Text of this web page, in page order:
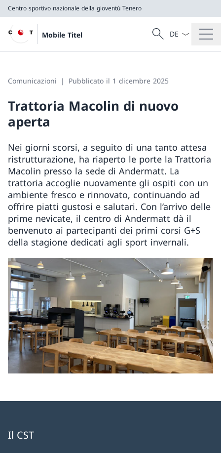
Centro sportivo nazionale della gioventù Tenero
Mobile Titel
Cercare
Ricerca
Dal menu a
Comunicazioni Pubblicato il 1 dicembre 2025
Trattoria Macolin di nuovo
aperta
Nei giorni scorsi, a seguito di una tanto attesa
ristrutturazione, ha riaperto le porte la Trattoria
Macolin presso la sede di Andermatt. La
trattoria accoglie nuovamente gli ospiti con un
ambiente fresco e rinnovato, continuando ad
offrire piatti gustosi e salutari. Con l’arrivo delle
prime nevicate, il centro di Andermatt dà il
benvenuto ai partecipanti dei primi corsi G+S
della stagione dedicati agli sport invernali.
Il CST